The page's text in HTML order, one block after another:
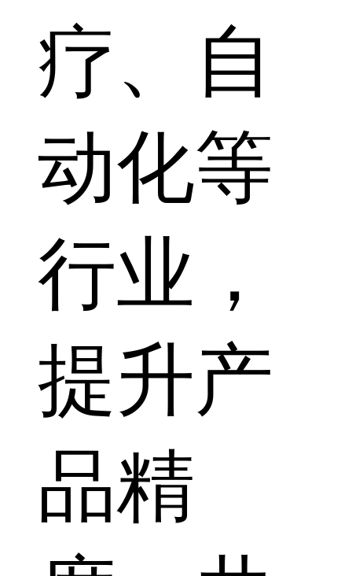
疗、自
动化等
行业，
提升产
品精